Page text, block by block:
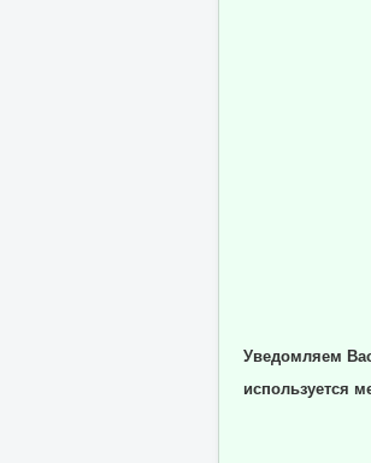
Уведомляем
используется